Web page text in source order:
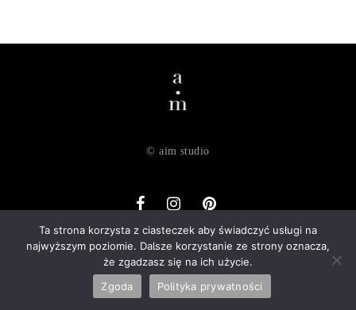
Ta strona korzysta z ciasteczek aby świadczyć usługi na
najwyższym poziomie. Dalsze korzystanie ze strony oznacza,
że zgadzasz się na ich użycie.
Zgoda
Polityka prywatności
© aim studio
o nas dostawa zwroty regulamin
polityka prywatności
kontakt